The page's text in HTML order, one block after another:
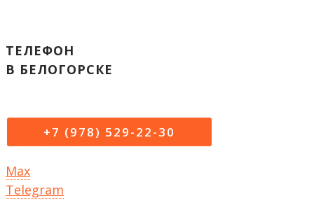
ТЕЛЕФОН
В БЕЛОГОРСКЕ
+7 (978) 529-22-30
Max
Telegram